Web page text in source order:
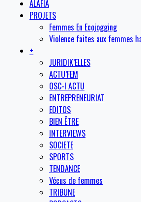
ALAFIA
PROJETS
Femmes En Ecojogging
Violence faites aux femmes
+
JURIDIK’ELLES
ACTU’FEM
OSC-I ACTU
ENTREPRENEURIAT
EDITOS
BIEN ÊTRE
INTERVIEWS
SOCIETE
SPORTS
TENDANCE
Vécus de femmes
TRIBUNE